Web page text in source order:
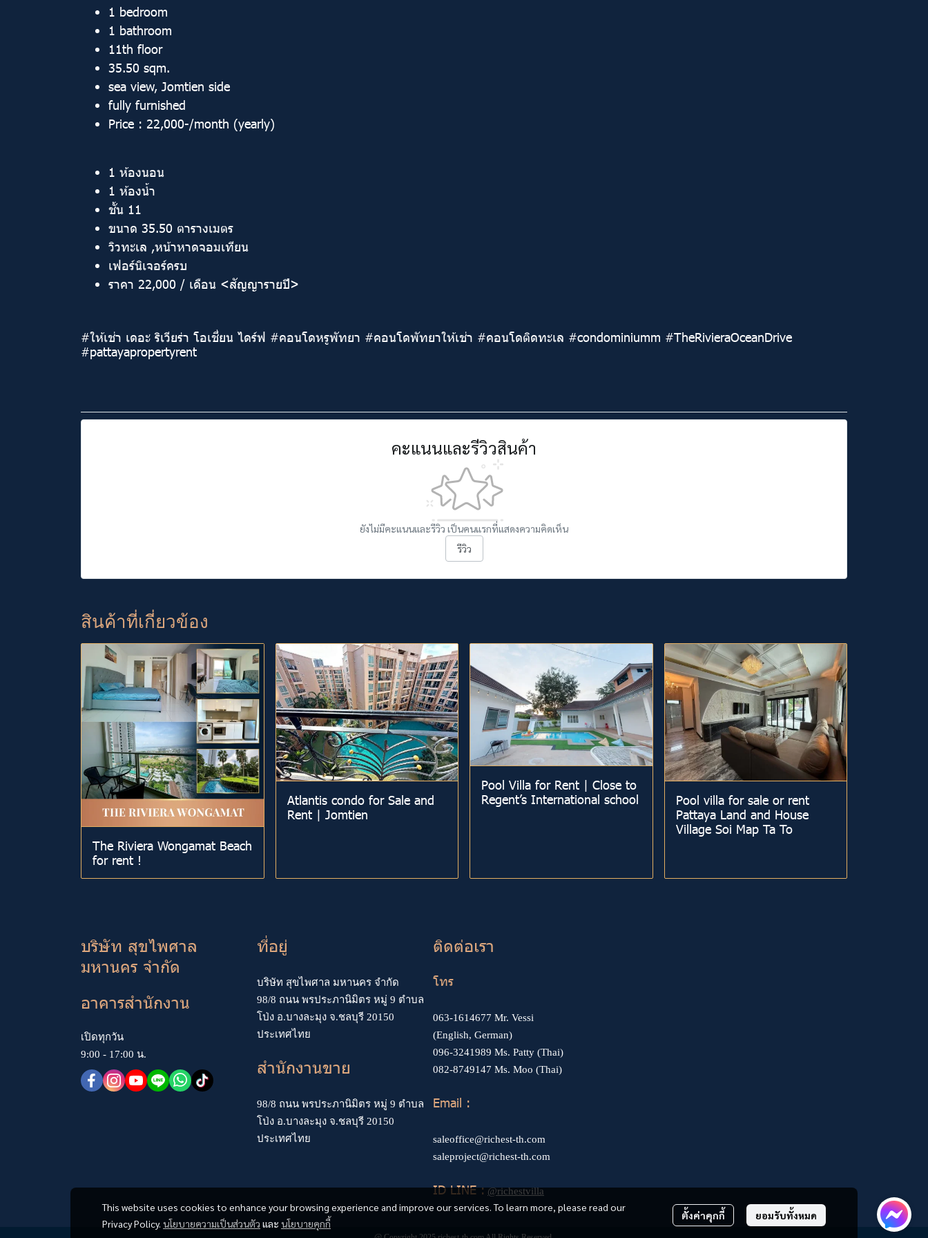
1 bedroom
1 bathroom
11th floor
35.50 sqm.
sea view, Jomtien side
fully furnished
Price : 22,000-/month (yearly)
1 ห้องนอน
1 ห้องน้ำ
ชั้น 11
ขนาด 35.50 ตารางเมตร
วิวทะเล ,หน้าหาดจอมเทียน
เฟอร์นิเจอร์ครบ
ราคา 22,000 / เดือน <สัญญารายปี>
#ให้เช่า เดอะ ริเวียร่า โอเชี่ยน ไดร์ฟ #คอนโดหรูพัทยา #คอนโดพัทยาให้เช่า #คอนโดติดทะเล #condominiumm #TheRivieraOceanDrive
#pattayapropertyrent
คะแนนและรีวิวสินค้า
ยังไม่มีคะแนนและรีวิว เป็นคนแรกที่แสดงความคิดเห็น
รีวิว
สินค้าที่เกี่ยวข้อง
The Riviera Wongamat Beach
for rent !
Atlantis condo for Sale and
Rent | Jomtien
Pool Villa for Rent | Close to
Regent’s International school
Pool villa for sale or rent
Pattaya Land and House
Village Soi Map Ta To
This website uses cookies to enhance your browsing experience and improve our services. To learn more, please read our
Privacy Policy. นโยบายความเป็นส่วนตัว และ นโยบายคุกกี้
ตั้งค่าคุกกี้ ยอมรับทั้งหมด
บริษัท สุขไพศาล
มหานคร จำกัด
อาคารสำนักงาน
เปิดทุกวัน
9:00 - 17:00 น.
ที่อยู่
บริษัท สุขไพศาล มหานคร จำกัด
98/8 ถนน พรประภานิมิตร หมู่ 9 ตำบล
โป่ง อ.บางละมุง จ.ชลบุรี 20150
ประเทศไทย
สำนักงานขาย
98/8 ถนน พรประภานิมิตร หมู่ 9 ตำบล
โป่ง อ.บางละมุง จ.ชลบุรี 20150
ประเทศไทย
ติดต่อเรา
โทร
063-1614677 Mr. Vessi
(English, German)
096-3241989 Ms. Patty (Thai)
082-8749147 Ms. Moo (Thai)
Email :
saleoffice@richest-th.com
saleproject@richest-th.com
ID LINE : @richestvilla